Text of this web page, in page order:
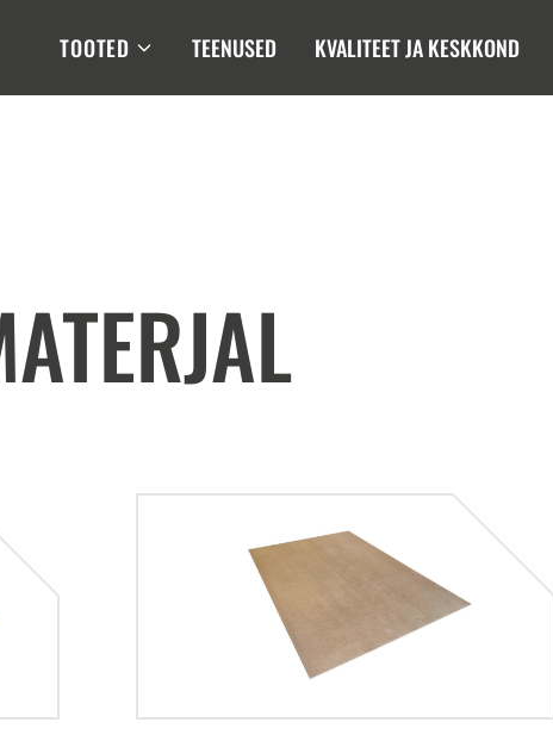
TOOTED TEENUSED KVALITEET JA KESKKOND